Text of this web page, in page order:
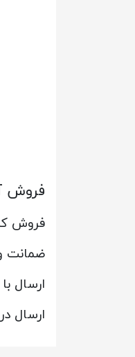
فروش
فروش
ضمانت
ارسال
ارسال